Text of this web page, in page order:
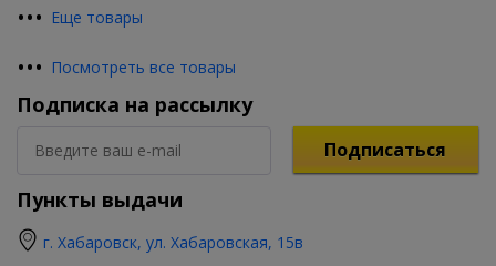
••• Еще товары
••• Посмотреть все товары
Подписка на рассылку
Подписаться
Пункты выдачи
г. Хабаровск, ул. Хабаровская, 15в